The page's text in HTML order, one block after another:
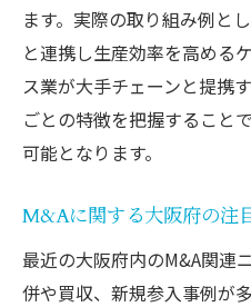
ます。実際の取り組み例と
と連携し生産効率を高める
ス業が大手チェーンと提携
ごとの特徴を把握すること
可能となります。
M&Aに関する大阪府の注
最近の大阪府内のM&A関連
併や買収、新規参入事例が